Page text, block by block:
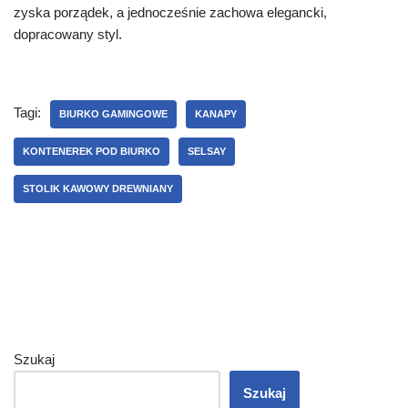
zyska porządek, a jednocześnie zachowa elegancki,
dopracowany styl.
Tagi: BIURKO GAMINGOWE KANAPY
KONTENEREK POD BIURKO SELSAY
STOLIK KAWOWY DREWNIANY
Szukaj
Szukaj